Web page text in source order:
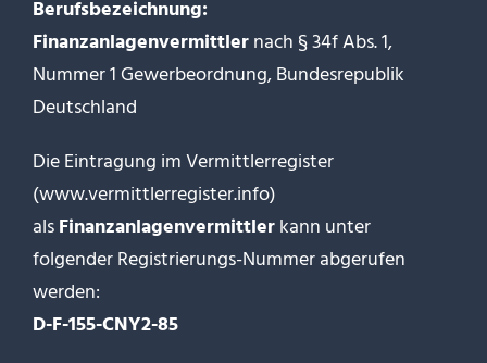
Berufsbezeichnung:
Finanzanlagenvermittlernach § 34f Abs. 1,
Nummer 1 Gewerbeordnung, Bundesrepublik
Deutschland
Die Eintragung im Vermittlerregister
(www.vermittlerregister.info)
alsFinanzanlagenvermittlerkann unter
folgender Registrierungs-Nummer abgerufen
werden:
D-F-155-CNY2-85